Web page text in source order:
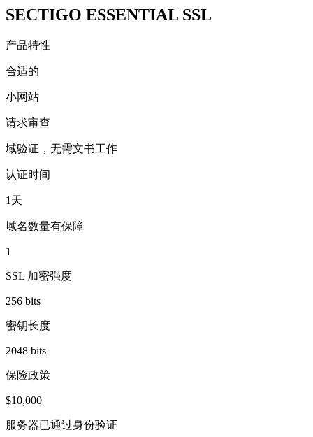
SECTIGO ESSENTIAL SSL
产品特性
合适的
小网站
请求审查
域验证，无需文书工作
认证时间
1天
域名数量有保障
1
SSL 加密强度
256 bits
密钥长度
2048 bits
保险政策
$10,000
服务器已通过身份验证